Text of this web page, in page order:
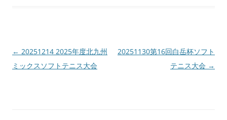
投
稿
← 20251214 2025年度北九州
ミックスソフトテニス大会
20251130第16回白岳杯ソフト
テニス大会 →